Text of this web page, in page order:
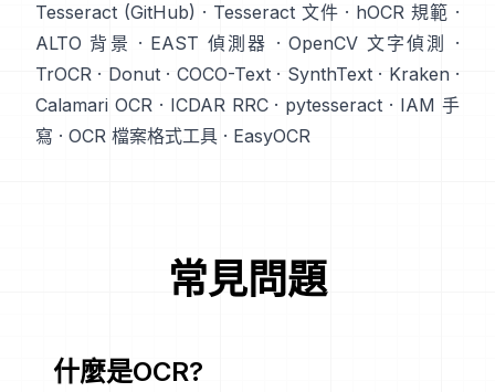
Tesseract (GitHub) · Tesseract 文件 · hOCR 規範 ·
ALTO 背景 · EAST 偵測器 ·OpenCV 文字偵測
·
TrOCR · Donut· COCO-Text· SynthText· Kraken ·
Calamari OCR· ICDAR RRC· pytesseract · IAM 手
寫 · OCR 檔案格式工具 · EasyOCR
常見問題
什麼是OCR?